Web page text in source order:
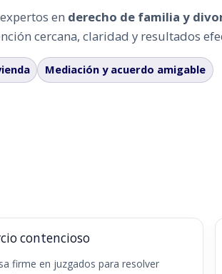
en derecho de familia y
cercana, claridad y resultados
Mediación y acuerdo amigable
contencioso
firme en juzgados para resolver